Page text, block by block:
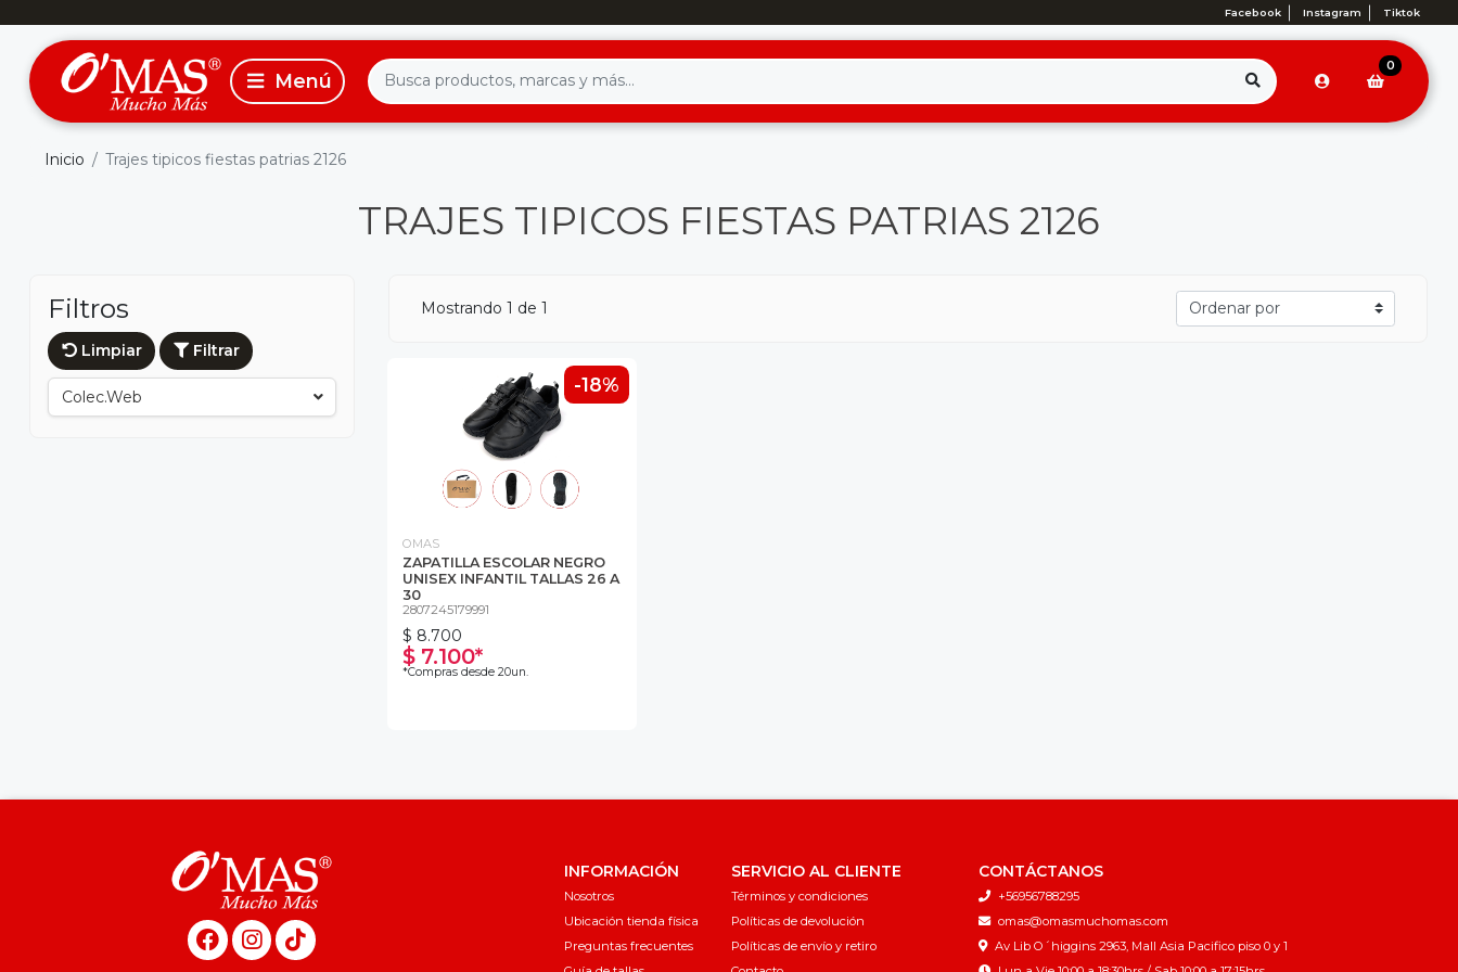
Facebook Instagram Tiktok
0
Inicio Trajes tipicos fiestas patrias 2126
TRAJES TIPICOS FIESTAS PATRIAS 2126
Filtros
Limpiar Filtrar
Colec.web
Mostrando 1 de 1
-18%
OMAS
ZAPATILLA ESCOLAR NEGRO
UNISEX INFANTIL TALLAS 26 A
30
2807245179991
$ 8.700
$ 7.100*
*Compras desde 20un.
INFORMACIÓN
Nosotros
Ubicación tienda física
Preguntas frecuentes
SERVICIO AL CLIENTE
Términos y condiciones
Políticas de devolución
Políticas de envío y retiro
CONTÁCTANOS
+56956788295
omas@omasmuchomas.com
Av Lib O´higgins 2963, Mall Asia Pacifico piso 0 y 1